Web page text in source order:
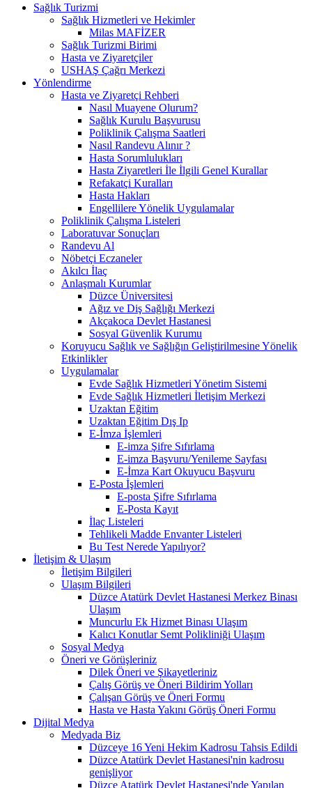
Sağlık Turizmi
Sağlık Hizmetleri ve Hekimler
Milas MAFİZER
Sağlık Turizmi Birimi
Hasta ve Ziyaretçiler
USHAŞ Çağrı Merkezi
Yönlendirme
Hasta ve Ziyaretçi Rehberi
Nasıl Muayene Olurum?
Sağlık Kurulu Başvurusu
Poliklinik Çalışma Saatleri
Nasıl Randevu Alınır ?
Hasta Sorumlulukları
Hasta Ziyaretleri İle İlgili Genel Kurallar
Refakatçi Kuralları
Hasta Hakları
Engellilere Yönelik Uygulamalar
Poliklinik Çalışma Listeleri
Laboratuvar Sonuçları
Randevu Al
Nöbetçi Eczaneler
Akılcı İlaç
Anlaşmalı Kurumlar
Düzce Üniversitesi
Ağız ve Diş Sağlığı Merkezi
Akçakoca Devlet Hastanesi
Sosyal Güvenlik Kurumu
Koruyucu Sağlık ve Sağlığın Geliştirilmesine Yönelik
Etkinlikler
Uygulamalar
Evde Sağlık Hizmetleri Yönetim Sistemi
Evde Sağlık Hizmetleri İletişim Merkezi
Uzaktan Eğitim
Uzaktan Eğitim Dış Ip
E-İmza İşlemleri
E-imza Şifre Sıfırlama
E-imza Başvuru/Yenileme Sayfası
E-İmza Kart Okuyucu Başvuru
E-Posta İşlemleri
E-posta Şifre Sıfırlama
E-Posta Kayıt
İlaç Listeleri
Tehlikeli Madde Envanter Listeleri
Bu Test Nerede Yapılıyor?
İletişim & Ulaşım
İletişim Bilgileri
Ulaşım Bilgileri
Düzce Atatürk Devlet Hastanesi Merkez Binası
Ulaşım
Muncurlu Ek Hizmet Binası Ulaşım
Kalıcı Konutlar Semt Polikliniği Ulaşım
Sosyal Medya
Öneri ve Görüşleriniz
Dilek Öneri ve Şikayetleriniz
Çalış Görüş ve Öneri Bildirim Yolları
Çalışan Görüş ve Öneri Formu
Hasta ve Hasta Yakını Görüş Öneri Formu
Dijital Medya
Medyada Biz
Düzceye 16 Yeni Hekim Kadrosu Tahsis Edildi
Düzce Atatürk Devlet Hastanesi'nin kadrosu
genişliyor
Düzce Atatürk Devlet Hastanesi'nde Yapılan